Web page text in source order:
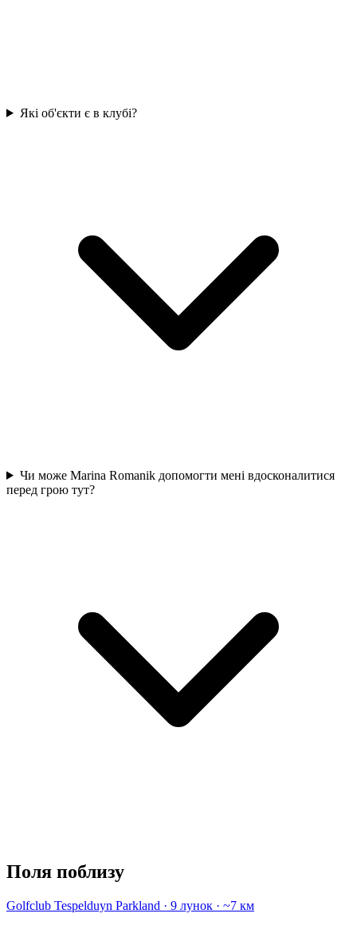
Які об'єкти є в клубі?
Чи може Marina Romanik допомогти мені вдосконалитися
перед грою тут?
Поля поблизу
Golfclub Tespelduyn Parkland · 9 лунок · ~7 км